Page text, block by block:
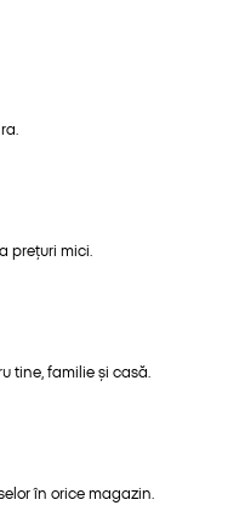
prețuri mici.
tine, familie și casă.
în orice magazin.